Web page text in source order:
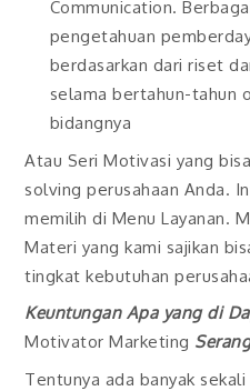
Communication.
pengetahuan
berdasarkan dari riset
selama bertahun-tahun
bidangnya
Atau Seri Motivasi yang
solving perusahaan Anda.
memilih di Menu Layanan.
Materi yang kami sajikan
tingkat kebutuhan
Keuntungan Apa yang di
Motivator Marketing
Tentunya ada banyak